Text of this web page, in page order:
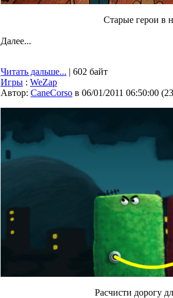
Cтарые герои в
Далее...
Читать дальше... | 602 байт
Игры : WeZap
Автор: CaneCorso в 06/01/2011 06:50:00 (
Расчисти дорогу